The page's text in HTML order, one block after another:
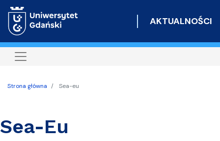
AKTUALNOŚCI
Strona główna Sea-eu
Sea-Eu